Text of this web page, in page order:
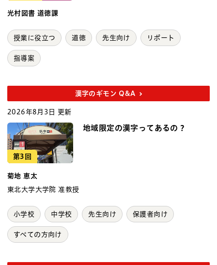
光村図書 道徳課
授業に役立つ 道徳 先生向け リポート
指導案
漢字のギモン Q&A
2026年8月3日 更新
第3回
地域限定の漢字ってあるの？
菊地 恵太
東北大学大学院 准教授
小学校 中学校 先生向け 保護者向け
すべての方向け